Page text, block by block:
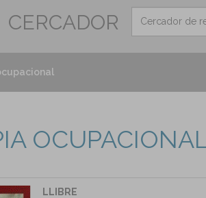
CERCADOR
LLIBRE